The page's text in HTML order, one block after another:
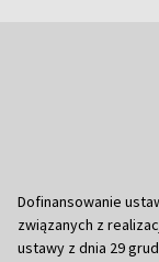
Dofinansowanie
związanych z
ustawy z dnia 29